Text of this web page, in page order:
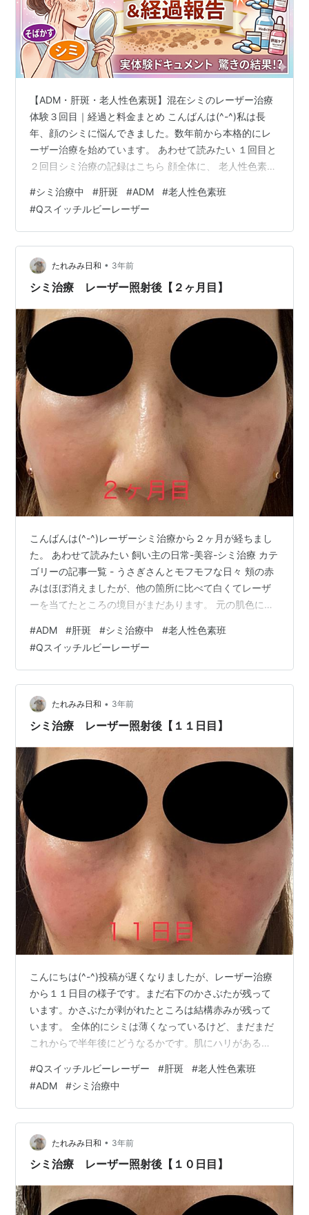
【ADM・肝斑・老人性色素斑】混在シミのレーザー治療
体験３回目｜経過と料金まとめ こんばんは(^-^)私は長
年、顔のシミに悩んできました。数年前から本格的にレ
ーザー治療を始めています。 あわせて読みたい １回目と
２回目シミ治療の記録はこちら 顔全体に、 老人性色素斑
ス） そばかす 肝斑 と、複数の種類のシミが混在してい
る状態でした。初めて診察を受けたときに「かなり難し
いケース」と言われたのを覚えています。 肝斑治療から
スタート（トラネキサム酸） 過去の記事にも書いていま
すが、まずはレーザーではなく、肝斑治療が優先でし
た。肝斑がある状態でレーザ…
#シミ治療中 #肝斑 #ADM #老人性色素班
#Qスイッチルビーレーザー
たれみみ日和 • 3年前
シミ治療 レーザー照射後【２ヶ月目】
こんばんは(^-^)レーザーシミ治療から２ヶ月が経ちまし
た。 あわせて読みたい 飼い主の日常-美容-シミ治療 カテ
ゴリーの記事一覧 - うさぎさんとモフモフな日々 頬の赤
みはほぼ消えましたが、他の箇所に比べて白くてレーザ
ーを当てたところの境目がまだあります。 元の肌色に戻
と１ヶ月くらいで元に戻るのかな。頬が綺麗になった
分、鼻横のシミが凄く目立つ！美容医療って一つ治せば
違うところが気になり、そしてまた治療して。。。って
感じで無限ループにハマりそう（笑）肝斑治療に飲んで
いるトラネキサム酸はもう少し続けた方がいいと言われ
たので、今週またもらいに行って…
#ADM #肝斑 #シミ治療中 #老人性色素班
#Qスイッチルビーレーザー
たれみみ日和 • 3年前
シミ治療 レーザー照射後【１１日目】
こんにちは(^-^)投稿が遅くなりましたが、レーザー治療
から１１日目の様子です。まだ右下のかさぶたが残って
います。かさぶたが剥がれたところは結構赤みが残って
います。 全体的にシミは薄くなっているけど、まだまだ
これからで半年後にどうなるかです。肌にハリがあるの
のか？は分かりません。ちなみに、鼻の付け根部分は今
回のレーザーで治療していません。ガーゼとってスッキ
リしたのはいいけど、マスクしたら擦れるのが怖いな
あ。職場と人込み以外はなるべくノーマスクで、マスク
する場合は肌にガーゼなどを貼ろうと思います。マスク
に貼るインナーマスクとかあるけど、あれってマ…
#Qスイッチルビーレーザー #肝斑 #老人性色素班
#ADM #シミ治療中
たれみみ日和 • 3年前
シミ治療 レーザー照射後【１０日目】